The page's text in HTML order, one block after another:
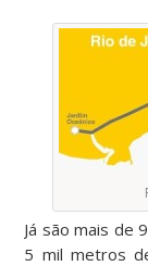
Já são mais de
5 mil metros